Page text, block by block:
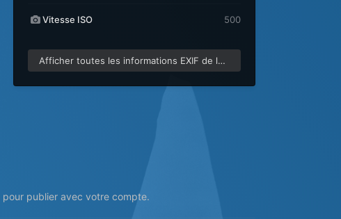
Vitesse ISO 500
Afficher toutes les informations EXIF de la photo
pour publier avec votre compte.